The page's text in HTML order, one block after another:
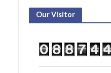
Our Visitor